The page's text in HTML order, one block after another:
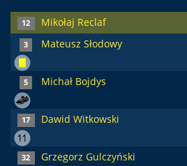
12 Mikołaj Reclaf
3 Mateusz Słodowy
5 Michał Bojdys
17 Dawid Witkowski
32 Grzegorz Gulczyński